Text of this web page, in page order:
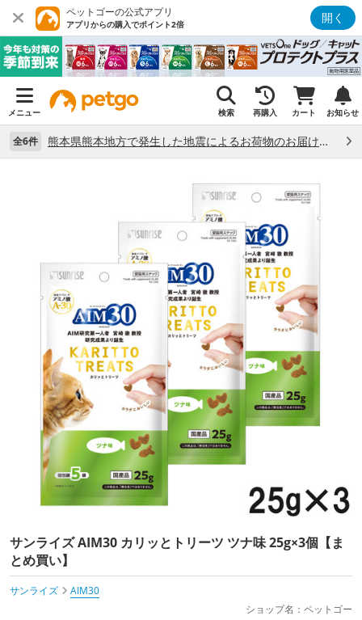
ペットゴーの公式アプリ
アプリからの購入でポイント2倍 開く
メニュー 検索 再購入 カート お知らせ
全6件 熊本県熊本地方で発生した地震によるお荷物のお届け状況について （7/28）
サンライズ AIM30 カリッとトリーツ ツナ味 25g×3個【ま
とめ買い】
サンライズ
AIM30
ショップ名：ペットゴー